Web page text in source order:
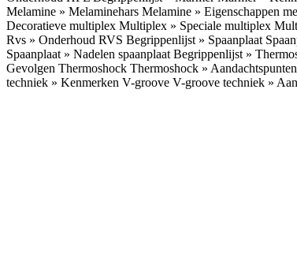
Melamine » Melaminehars Melamine » Eigenschappen
Decoratieve multiplex Multiplex » Speciale multiplex
Rvs » Onderhoud RVS Begrippenlijst » Spaanplaat
Spaanplaat » Nadelen spaanplaat Begrippenlijst »
Gevolgen Thermoshock Thermoshock »
techniek » Kenmerken V-groove V-groove techniek »